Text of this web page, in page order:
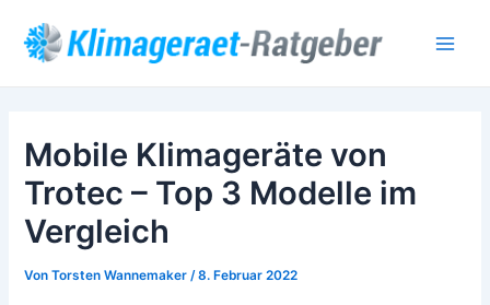
Inhalt
springen
Mobile Klimageräte von
Trotec – Top 3 Modelle im
Vergleich
VonTorsten Wannemaker /8. Februar 2022
navigation